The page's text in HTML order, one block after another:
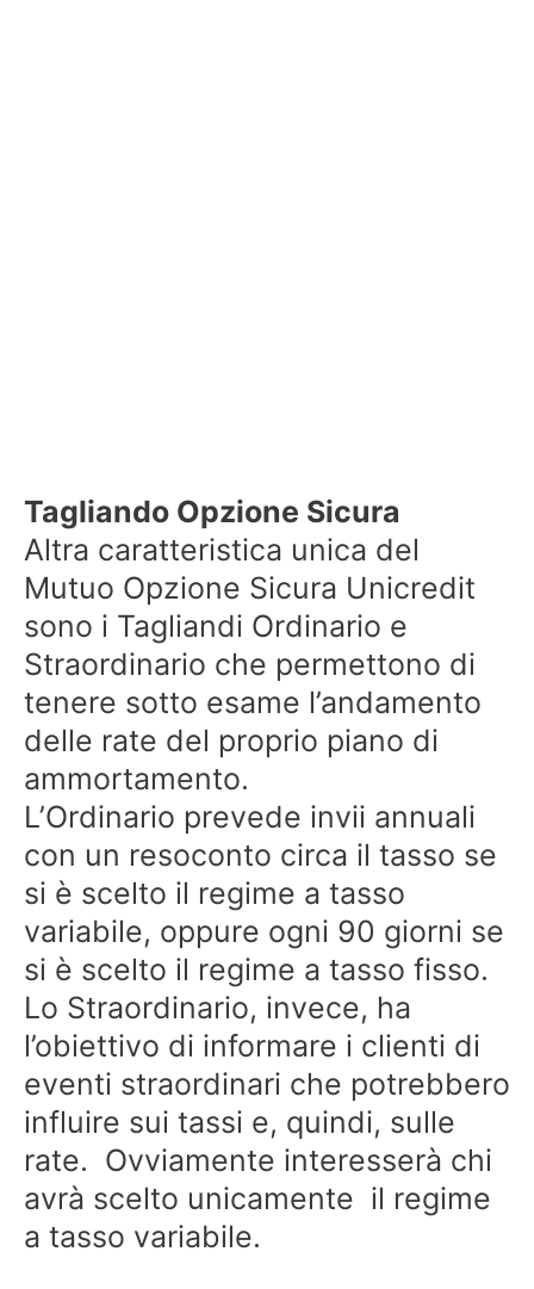
Tagliando Opzione Sicura
Altra caratteristica unica del
Mutuo Opzione Sicura Unicredit
sono i Tagliandi Ordinario e
Straordinario che permettono di
tenere sotto esame l’andamento
delle rate del proprio piano di
ammortamento.
L’Ordinario prevede invii annuali
con un resoconto circa il tasso se
si è scelto il regime a tasso
variabile, oppure ogni 90 giorni se
si è scelto il regime a tasso fisso.
Lo Straordinario, invece, ha
l’obiettivo di informare i clienti di
eventi straordinari che potrebbero
influire sui tassi e, quindi, sulle
rate. Ovviamente interesserà chi
avrà scelto unicamente il regime
a tasso variabile.